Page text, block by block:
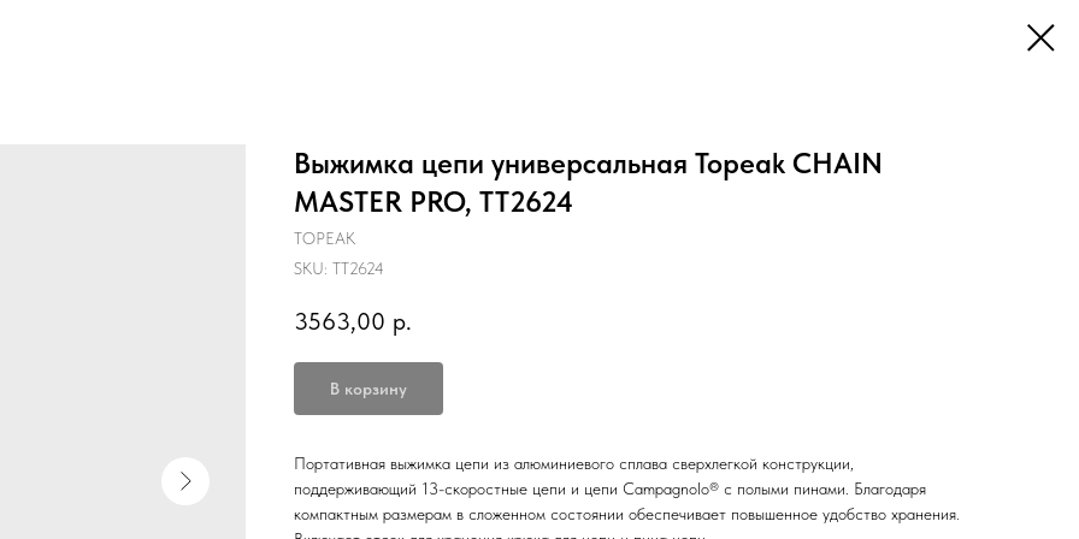
Выжимка цепи универсальная Topeak CHAIN
MASTER PRO, TT2624
TOPEAK
SKU: TT2624
3563,00 р.
В корзину
Портативная выжимка цепи из алюминиевого сплава сверхлегкой конструкции,
поддерживающий 13-скоростные цепи и цепи Campagnolo® с полыми пинами. Благодаря
компактным размерам в сложенном состоянии обеспечивает повышенное удобство хранения.